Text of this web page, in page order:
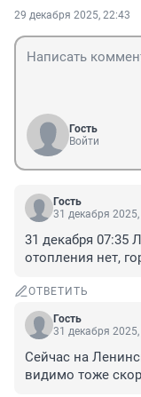
29 декабря 2025, 22:43
Гость
Войти
Гость
31 декабря
31 декабря 07:35
отопления нет,
ОТВЕТИТЬ
Гость
31 декабря
Сейчас на
видимо тоже